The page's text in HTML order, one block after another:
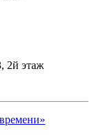
2й этаж